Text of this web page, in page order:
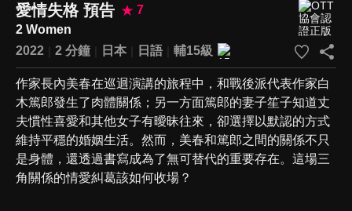
愛情失格 預告
7
2 Women
2022
2 分鐘 日本 日語 輔15級
作家長內美春在巡迴演講的旅程中，和戰後派代表作家白
木篤郎發生了肉體關係；另一方面篤郎的妻子笙子知道丈
夫慣性喜愛和其他女子有曖昧往來，卻選擇以默認的方式
維持平穩的婚姻生活。然而，美春和篤郎之間的關係不只
是身體，還透過書寫成為了無可替代的重要存在。這場三
角關係的情愛糾葛該如何收場？